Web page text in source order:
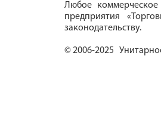
Любое коммерческое
предприятия
законодательству.
© 2006-2025